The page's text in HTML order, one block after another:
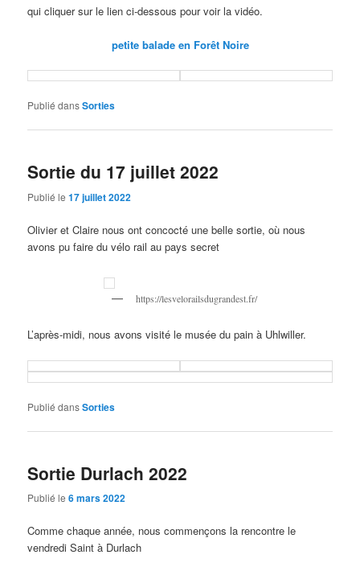
qui cliquer sur le lien ci-dessous pour voir la vidéo.
petite balade en Forêt Noire
Publié dansSorties
Sortie du 17 juillet 2022
Publié le17 juillet 2022
Olivier et Claire nous ont concocté une belle sortie, où nous
avons pu faire du vélo rail au pays secret
https://lesvelorailsdugrandest.fr/
L’après-midi, nous avons visité le musée du pain à Uhlwiller.
Publié dansSorties
Sortie Durlach 2022
Publié le6 mars 2022
Comme chaque année, nous commençons la rencontre le
vendredi Saint à Durlach